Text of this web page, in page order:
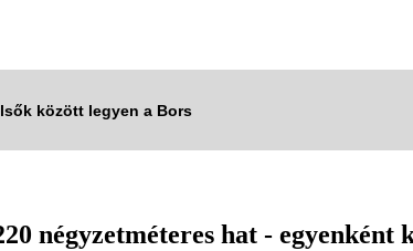
között legyen a Bors
négyzetméteres hat - egyenként